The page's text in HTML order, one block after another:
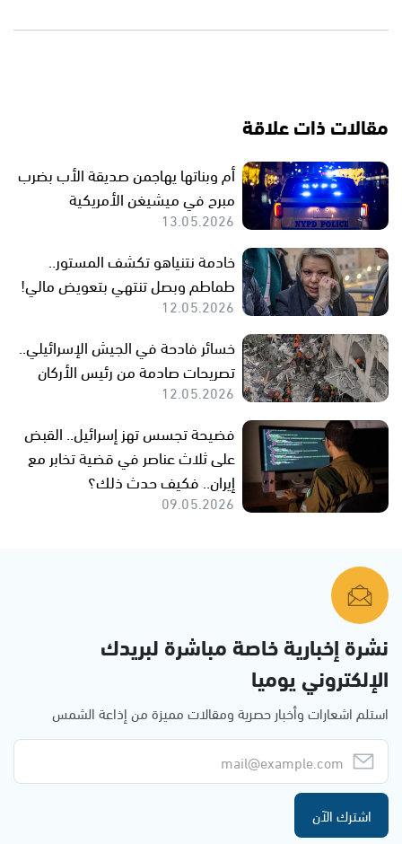
مقالات ذات علاقة
أم وبناتها يهاجمن صديقة الأب بضرب
مبرح في ميشيغن الأمريكية
13.05.2026
خادمة نتنياهو تكشف المستور..
طماطم وبصل تنتهي بتعويض مالي!
12.05.2026
خسائر فادحة في الجيش الإسرائيلي..
تصريحات صادمة من رئيس الأركان
12.05.2026
فضيحة تجسس تهز إسرائيل.. القبض
على ثلاث عناصر في قضية تخابر مع
إيران.. فكيف حدث ذلك؟
09.05.2026
نشرة إخبارية خاصة مباشرة لبريدك
الإلكتروني يوميا
استلم اشعارات وأخبار حصرية ومقالات مميزة من إذاعة الشمس
اشترك الآن